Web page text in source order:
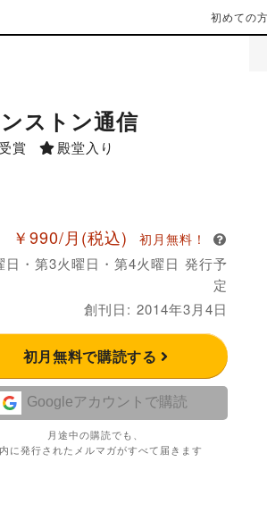
初めての
ストン通信
賞 殿堂入り
￥990/月 (税込)
初月無料！
・第3火曜日・第4火曜日 発行予
定
創刊日: 2014年3月4日
初月無料で購読する
Googleアカウントで購読
月途中の購読でも、
に発行されたメルマガがすべて届きます